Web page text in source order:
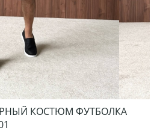
КОСТЮМ ФУТБОЛКА